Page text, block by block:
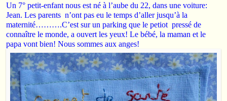
Un 7° petit-enfant nous est né à l’aube du 22, dans une voiture:
Jean. Les parents n’ont pas eu le temps d’aller jusqu’à la
maternité……….C’est sur un parking que le petiot pressé de
connaître le monde, a ouvert les yeux! Le bébé, la maman et le
papa vont bien! Nous sommes aux anges!